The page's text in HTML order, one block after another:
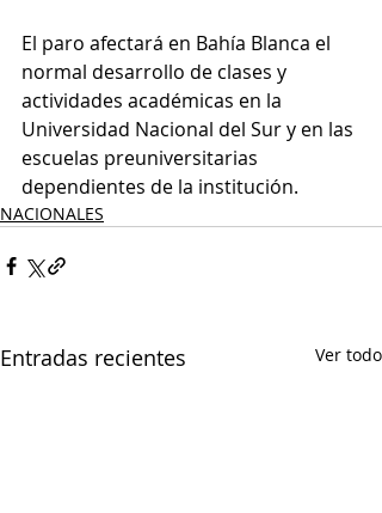
El paro afectará en Bahía Blanca el
normal desarrollo de clases y
actividades académicas en la
Universidad Nacional del Sur y en las
escuelas preuniversitarias
dependientes de la institución.
NACIONALES
Entradas recientes Ver todo